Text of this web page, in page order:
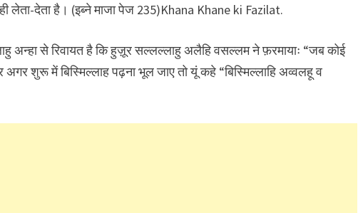
लेता-देता है। (इब्ने माजा पेज 235)Khana Khane ki Fazilat.
अन्हा से रिवायत है कि हुज़ूर सल्लल्लाहु अलैहि वसल्लम ने फ़रमायाः “जब कोई
अगर शुरू में बिस्मिल्लाह पढ़ना भूल जाए तो यूं कहे “बिस्मिल्लाहि अव्वलहू व